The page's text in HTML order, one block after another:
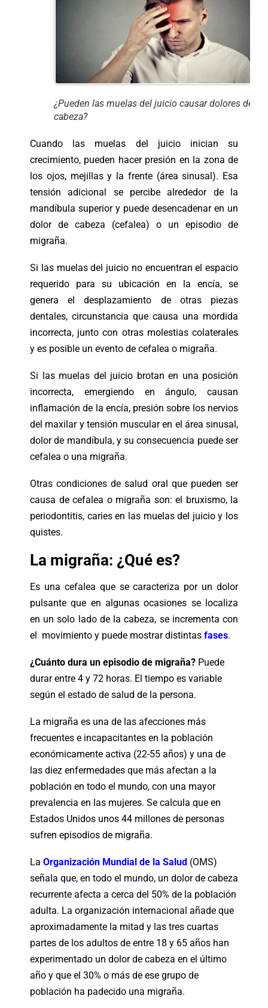
¿Pueden las muelas del juicio causar dolores de
cabeza?
Cuando las muelas del juicio inician su
crecimiento, pueden hacer presión en la zona de
los ojos, mejillas y la frente (área sinusal). Esa
tensión adicional se percibe alrededor de la
mandíbula superior y puede desencadenar en un
dolor de cabeza (cefalea) o un episodio de
migraña.
Si las muelas del juicio no encuentran el espacio
requerido para su ubicación en la encía, se
genera el desplazamiento de otras piezas
dentales, circunstancia que causa una mordida
incorrecta, junto con otras molestias colaterales
y es posible un evento de cefalea o migraña.
Si las muelas del juicio brotan en una posición
incorrecta, emergiendo en ángulo, causan
inflamación de la encía, presión sobre los nervios
del maxilar y tensión muscular en el área sinusal,
dolor de mandíbula, y su consecuencia puede ser
cefalea o una migraña.
Otras condiciones de salud oral que pueden ser
causa de cefalea o migraña son: el bruxismo, la
periodontitis, caries en las muelas del juicio y los
quistes.
La migraña: ¿Qué es?
Es una cefalea que se caracteriza por un dolor
pulsante que en algunasocasiones se localiza
en un solo lado de la cabeza, se incrementa con
el movimiento y puede mostrar distintas fases.
¿Cuánto dura un episodio de migraña? Puede
durar entre 4 y 72 horas. El tiempo es variable
según el estado de salud de la persona.
La migraña es una de las afecciones más
frecuentes e incapacitantes en la población
económicamente activa (22-55 años) y una de
las diez enfermedades que más afectan a la
población en todo el mundo, con una mayor
prevalencia en las mujeres. Se calcula que en
Estados Unidos unos 44 millones de personas
sufren episodios de migraña.
La Organización Mundial de la Salud (OMS)
señala que, en todo el mundo, un dolor de cabeza
recurrente afecta a cerca del 50% de la población
adulta. La organización internacional añade que
aproximadamente la mitad y las tres cuartas
partes de los adultos de entre 18 y 65 años han
experimentado un dolor de cabeza en el último
año y que el 30% o más de ese grupo de
población ha padecido una migraña.